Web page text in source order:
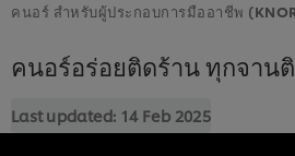
คนอร์ สำหรับผู้ประกอบการมืออาชีพ
คนอร์อร่อยติดร้าน ทุกจาน
Last updated: 14 Feb 2025